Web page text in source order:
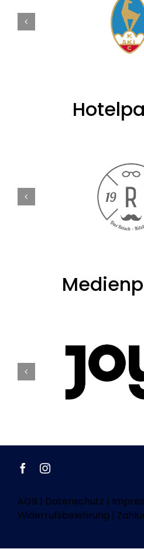
AGB | Datenschutz |
Widerrufsbelehrung |